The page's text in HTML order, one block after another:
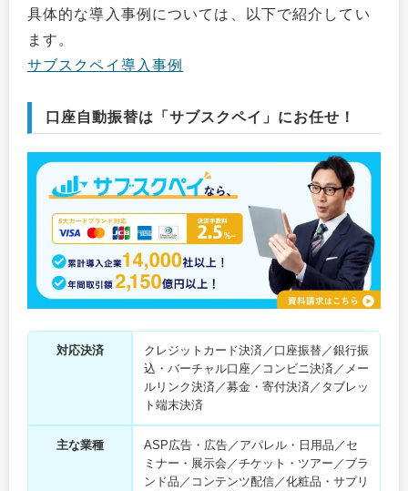
具体的な導入事例については、以下で紹介してい
ます。
サブスクペイ導入事例
口座自動振替は「サブスクペイ」にお任せ！
対応決済
クレジットカード決済／口座振替／銀行振
込・バーチャル口座／コンビニ決済／メー
ルリンク決済／募金・寄付決済／タブレッ
ト端末決済
主な業種
ASP広告・広告／アパレル・日用品／セ
ミナー・展示会／チケット・ツアー／ブラ
ンド品／コンテンツ配信／化粧品・サプリ